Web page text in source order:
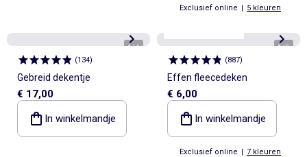
Exclusief online | 5 kleuren
1/4
(134)
Gebreid dekentje
€ 17,00
In winkelmandje
1/5
(887)
Effen fleecedeken
€ 6,00
In winkelmandje
Exclusief online | 7 kleuren